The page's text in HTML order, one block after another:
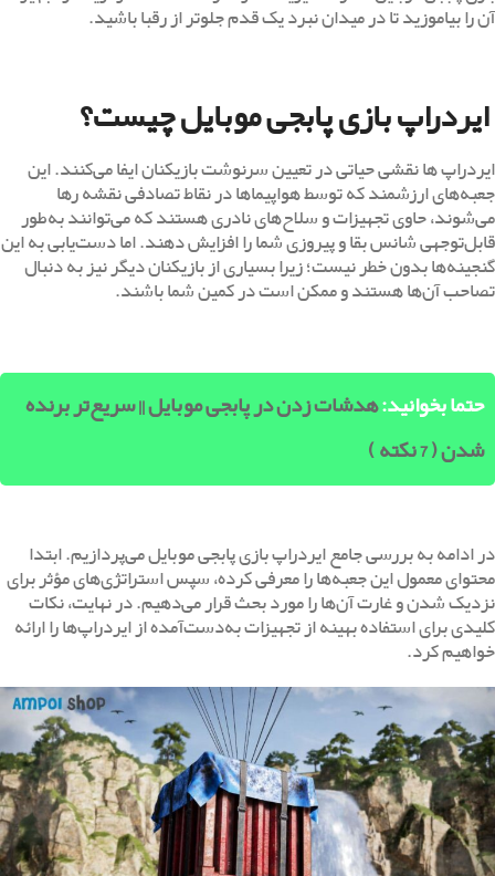
آن را بیاموزید تا در میدان نبرد یک قدم جلوتر از رقبا باشید.
ایردراپ بازی پابجی موبایل چیست؟
ایردراپ ها نقشی حیاتی در تعیین سرنوشت بازیکنان ایفا می‌کنند. این
جعبه‌های ارزشمند که توسط هواپیماها در نقاط تصادفی نقشه رها
می‌شوند، حاوی تجهیزات و سلاح‌های نادری هستند که می‌توانند به‌طور
قابل‌توجهی شانس بقا و پیروزی شما را افزایش دهند. اما دست‌یابی به این
گنجینه‌ها بدون خطر نیست؛ زیرا بسیاری از بازیکنان دیگر نیز به دنبال
تصاحب آن‌ها هستند و ممکن است در کمین شما باشند.
حتما بخوانید:هدشات زدن در پابجی موبایل || سریع‌تر برنده
شدن ( 7 نکته )
در ادامه به بررسی جامع ایردراپ بازی پابجی موبایل می‌پردازیم. ابتدا
محتوای معمول این جعبه‌ها را معرفی کرده، سپس استراتژی‌های مؤثر برای
نزدیک شدن و غارت آن‌ها را مورد بحث قرار می‌دهیم. در نهایت، نکات
کلیدی برای استفاده بهینه از تجهیزات به‌دست‌آمده از ایردراپ‌ها را ارائه
خواهیم کرد.